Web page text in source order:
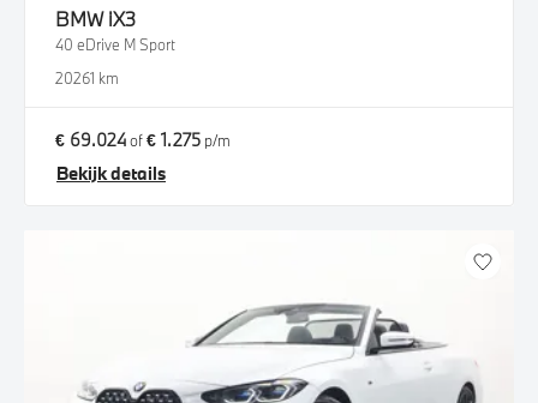
BMW iX3
40 eDrive M Sport
20261 km
€ 69.024of€ 1.275 p/m
Bekijk details